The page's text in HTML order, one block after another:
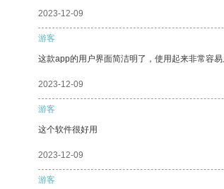
2023-12-09
游客
这款app的用户界面简洁明了，使用起来非常容
2023-12-09
游客
这个软件很好用
2023-12-09
游客